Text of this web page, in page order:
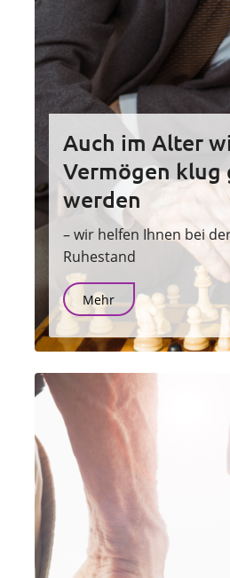
Auch im Alter
Vermögen klug
werden
– wir helfen Ihnen bei
Ruhestand
Mehr